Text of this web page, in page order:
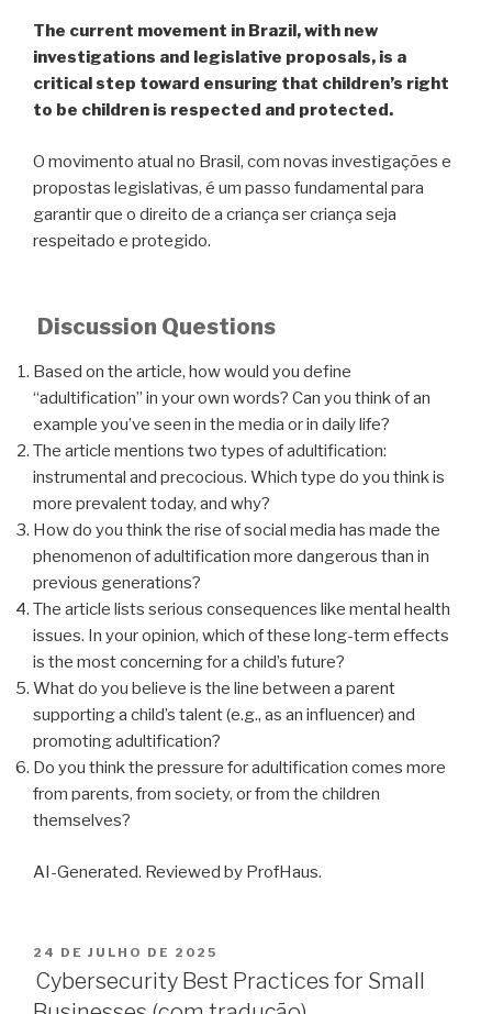
The current movement in Brazil, with new
investigations and legislative proposals, is a
critical step toward ensuring that children’s right
to be children is respected and protected.
O movimento atual no Brasil, com novas investigações e
propostas legislativas, é um passo fundamental para
garantir que o direito de a criança ser criança seja
respeitado e protegido.
Discussion Questions
Based on the article, how would you define
“adultification” in your own words? Can you think of an
example you’ve seen in the media or in daily life?
The article mentions two types of adultification:
instrumental and precocious. Which type do you think is
more prevalent today, and why?
How do you think the rise of social media has made the
phenomenon of adultification more dangerous than in
previous generations?
The article lists serious consequences like mental health
issues. In your opinion, which of these long-term effects
is the most concerning for a child’s future?
What do you believe is the line between a parent
supporting a child’s talent (e.g., as an influencer) and
promoting adultification?
Do you think the pressure for adultification comes more
from parents, from society, or from the children
themselves?
AI-Generated. Reviewed by ProfHaus.
24 DE JULHO DE 2025
Cybersecurity Best Practices for Small